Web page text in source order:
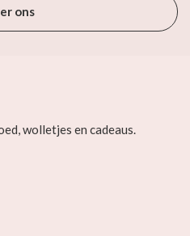
ons
wolletjes en cadeaus.